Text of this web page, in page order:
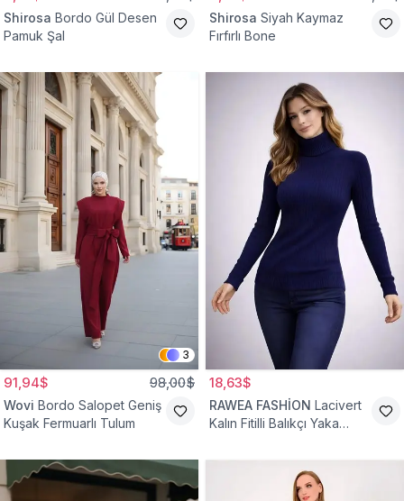
Shirosa Bordo Gül Desen
Pamuk Şal
Shirosa Siyah Kaymaz
Fırfırlı Bone
3
91,94$ 98,00$
Wovi Bordo Salopet Geniş
Kuşak Fermuarlı Tulum
18,63$
RAWEA FASHİON Lacivert
Kalın Fitilli Balıkçı Yaka